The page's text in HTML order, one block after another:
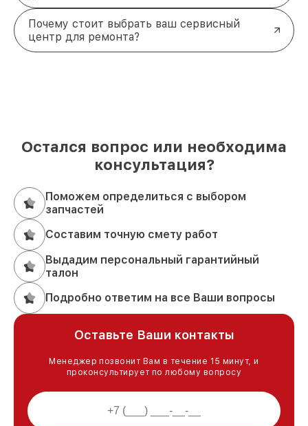
Почему стоит выбрать ваш сервисный
центр для ремонта?
Остался вопрос или необходима
консультация?
Поможем определиться с выбором
запчастей
Составим точную смету работ
Выдадим персональный гарантийный
талон
Подробно ответим на все Ваши вопросы
Оставьте Ваши контакты
Менеджер позвонит Вам в течение 15 минут, и
проконсультирует по любому вопросу